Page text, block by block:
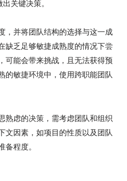
关键决策。
，并将团队结构的选择与这一成
缺乏足够敏捷成熟度的情况下尝
可能会带来挑战，且无法获得预
的敏捷环境中，使用跨职能团队
熟虑的决策，需考虑团队和组织
文因素，如项目的性质以及团队
备程度。